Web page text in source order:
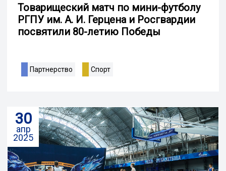
Товарищеский матч по мини-футболу
РГПУ им. А. И. Герцена и Росгвардии
посвятили 80-летию Победы
Партнерство Спорт
30
апр
2025